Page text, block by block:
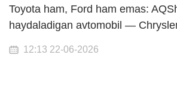
Toyota ham, Ford ham emas:
haydaladigan avtomobil —
12:13 22-06-2026